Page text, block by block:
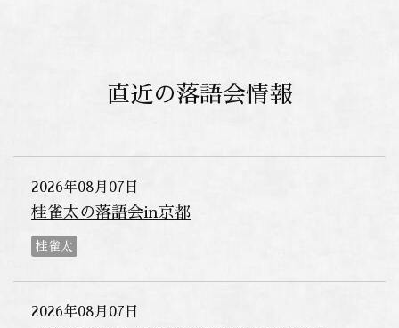
直近の落語会情報
2026年08月07日
桂雀太の落語会in京都
桂雀太
2026年08月07日